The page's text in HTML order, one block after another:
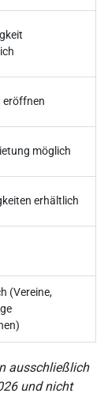
eröffnen
möglich
erhältlich
(Vereine,
ausschließlich
und nicht